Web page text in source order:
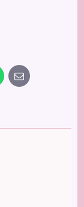
E-
mail